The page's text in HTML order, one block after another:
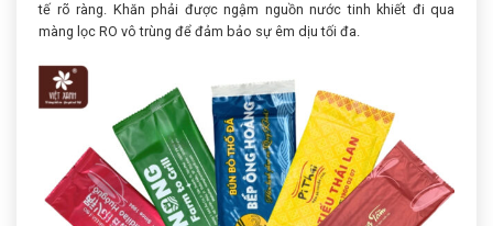
tế rõ ràng. Khăn phải được ngậm nguồn nước tinh khiết đi qua
màng lọc RO vô trùng để đảm bảo sự êm dịu tối đa.